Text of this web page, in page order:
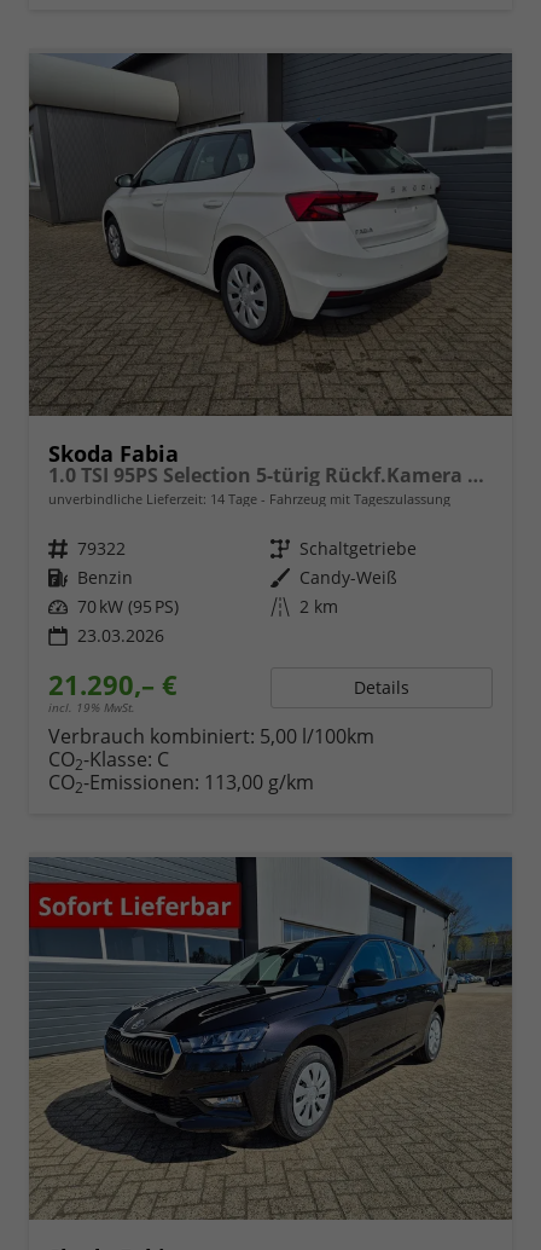
Skoda Fabia
1.0 TSI 95PS Selection 5-türig Rückf.Kamera Parksensoren Sitzheizung Multifunktionslenkrad Klima Skoda-Radio Bluetooth Touchscreen Tempomat Nebelsch. Apple CarPlay + Android Auto
unverbindliche Lieferzeit: 14 Tage Fahrzeug mit Tageszulassung
Fahrzeugnr. 79322 Getriebe Schaltgetriebe
Kraftstoff Benzin Außenfarbe Candy-Weiß
Leistung 70 kW (95 PS) Kilometerstand 2 km
23.03.2026
21.290,– €
incl. 19% MwSt.
Details
Verbrauch kombiniert: 5,00 l/100km
CO2-Klasse: C
CO2-Emissionen: 113,00 g/km